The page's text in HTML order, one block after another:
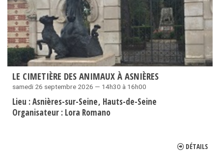
LE CIMETIÈRE DES ANIMAUX À ASNIÈRES
samedi 26 septembre 2026 — 14h30 à 16h00
Lieu :Asnières-sur-Seine Hauts-de-Seine
Organisateur : Lora Romano
DÉTAILS